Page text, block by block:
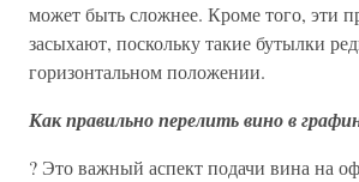
может быть сложнее. Кроме того, эти
засыхают, поскольку такие бутылки
горизонтальном положении.
Как правильно перелить вино в
? Это важный аспект подачи вина на